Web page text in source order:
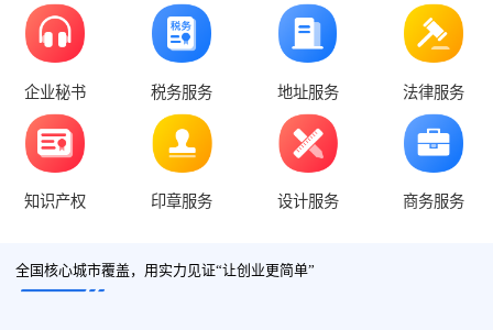
企业秘书 税务服务 地址服务 法律服务
知识产权 印章服务 设计服务 商务服务
全国核心城市覆盖，用实力见证“让创业更简单”